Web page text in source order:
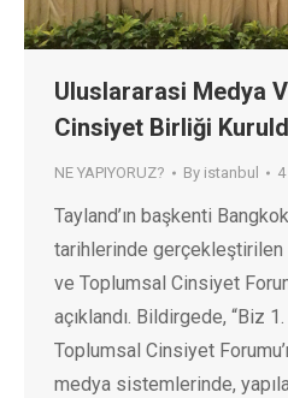
Uluslararasi Medya
Cinsiyet Birliği
NE YAPIYORUZ? By istanbul
Tayland’ın başkenti
tarihlerinde gerçekleştirilen
ve Toplumsal Cinsiyet
açıklandı. Bildirgede, “Biz
Toplumsal Cinsiyet
medya sistemlerinde,